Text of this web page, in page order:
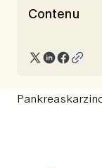
Contenu